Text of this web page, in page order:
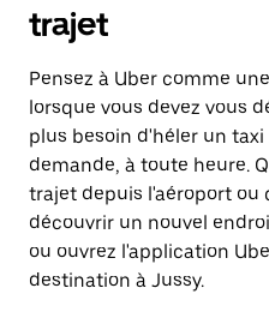
trajet
Pensez à Uber comme
lorsque vous devez vous
plus besoin d'héler un
demande, à toute heure.
trajet depuis l'aéroport ou
découvrir un nouvel
ou ouvrez l'application
destination à Jussy.